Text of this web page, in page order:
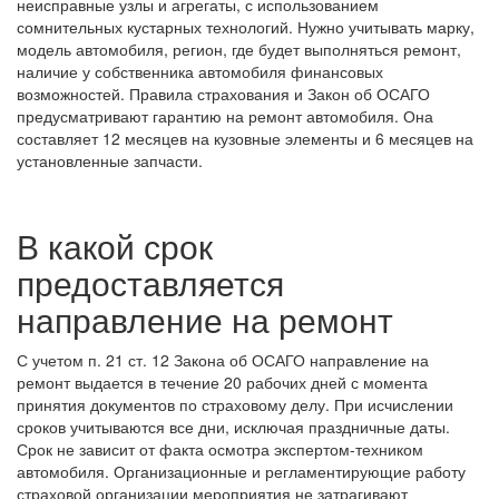
неисправные узлы и агрегаты, с использованием
сомнительных кустарных технологий. Нужно учитывать марку,
модель автомобиля, регион, где будет выполняться ремонт,
наличие у собственника автомобиля финансовых
возможностей. Правила страхования и Закон об ОСАГО
предусматривают гарантию на ремонт автомобиля. Она
составляет 12 месяцев на кузовные элементы и 6 месяцев на
установленные запчасти.
В какой срок
предоставляется
направление на ремонт
С учетом п. 21 ст. 12 Закона об ОСАГО направление на
ремонт выдается в течение 20 рабочих дней с момента
принятия документов по страховому делу. При исчислении
сроков учитываются все дни, исключая праздничные даты.
Срок не зависит от факта осмотра экспертом-техником
автомобиля. Организационные и регламентирующие работу
страховой организации мероприятия не затрагивают